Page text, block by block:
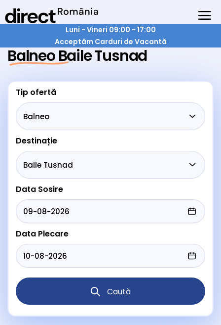
Luni - Vineri 09:00 - 17:00
Acceptăm Carduri de Vacantă
Balneo Baile Tusnad
Tip ofertă
Destinație
Data Sosire
Data Plecare
Caută